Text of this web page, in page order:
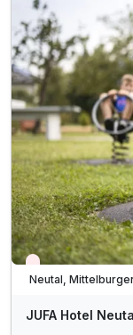
Nur noch
Neutal,
JUFA Hotel